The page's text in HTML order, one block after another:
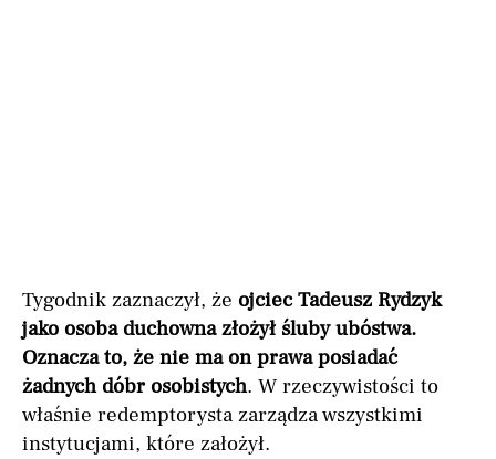
Tygodnik zaznaczył, że ojciec Tadeusz Rydzyk
jako osoba duchowna złożył śluby ubóstwa.
Oznacza to, że nie ma on prawa posiadać
żadnych dóbr osobistych. W rzeczywistości to
właśnie redemptorysta zarządza wszystkimi
instytucjami, które założył.